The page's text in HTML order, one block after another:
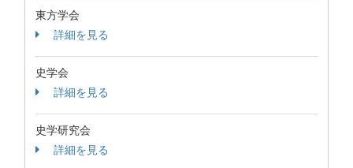
東方学会
詳細を見る
史学会
詳細を見る
史学研究会
詳細を見る